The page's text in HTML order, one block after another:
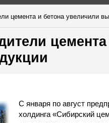
цемента и бетона увеличили
С января по август
холдинга «Сибирский